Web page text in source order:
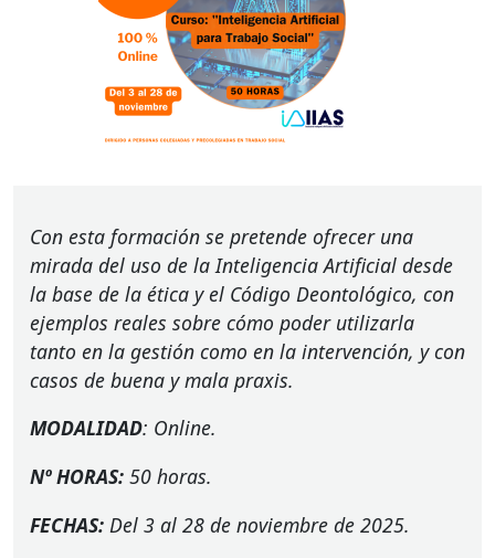
Con esta formación se pretende ofrecer una
mirada del uso de la Inteligencia Artificial desde
la base de la ética y el Código Deontológico, con
ejemplos reales sobre cómo poder utilizarla
tanto en la gestión como en la intervención, y con
casos de buena y mala praxis.
MODALIDAD: Online.
NºHORAS: 50 horas.
FECHAS: Del 3 al 28 de noviembre de 2025.